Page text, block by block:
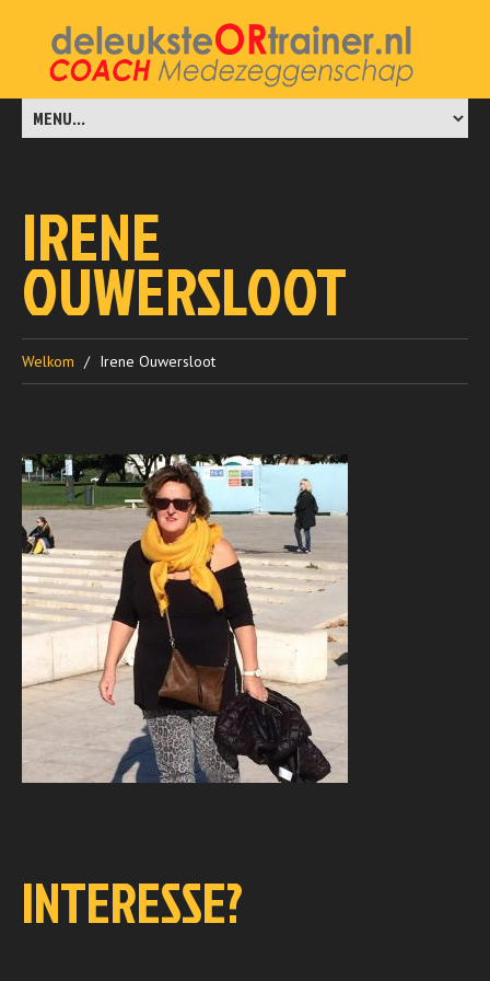
IRENE
OUWERSLOOT
Welkom Irene Ouwersloot
INTERESSE?